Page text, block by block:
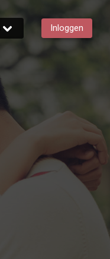
Inloggen